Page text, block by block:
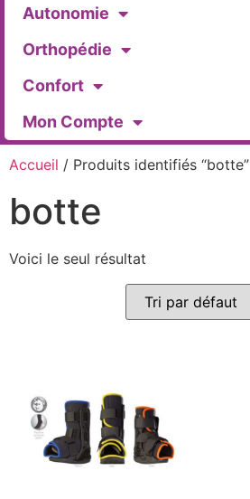
Autonomie
Orthopédie
Confort
Mon Compte
Accueil / Produits identifiés “botte”
botte
Voici le seul résultat